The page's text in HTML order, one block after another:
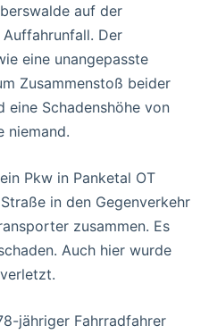
auf der
Der
eine unangepasste
Zusammenstoß beider
eine Schadenshöhe von
niemand.
Pkw in Panketal OT
in den Gegenverkehr
zusammen. Es
Auch hier wurde
jähriger Fahrradfahrer